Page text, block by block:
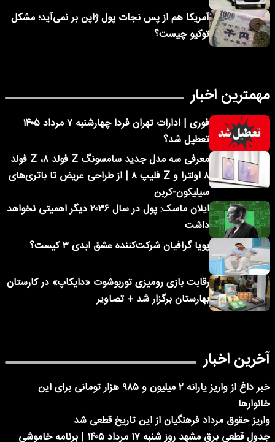
آمریکا هم از پس نجات پول ژاپن بر نمی‌آید؛ مشکل
توکیو چیست؟
مهمترین اخبار
فوری | ادارات تهران فردا چهارشنبه ۷ مرداد ۱۴۰۵
تعطیل شد؟
معرفی سه مدل جدید سامسونگ Z فولد ۸، Z فولد
۸ اولترا و Z فلیپ ۸ | از طراحی عریض تا باتری‌های
سیلیکون-کربن
ایلان ماسک: پول در سال ۲۰۳۶ دیگر اهمیتی نخواهد
داشت
پویا گرافیان شرکت‌کننده عشق ابدی ۳ کیست؟
رقابت بازی رومیزی توربوشوت «دایکاپ» در کارستان
بهارستان برگزار شد + تصاویر
آخرین اخبار
خبر داغ از واریز یارانه ۲ میلیون و ۹۸۵ هزار تومانی برای این
خانوارها
واریز حقوق مرداد فرهنگیان از این تاریخ قطعی شد
جدول قطعی برق مشهد روز شنبه ۱۷ مرداد ۱۴۰۵ | برنامه خاموشی